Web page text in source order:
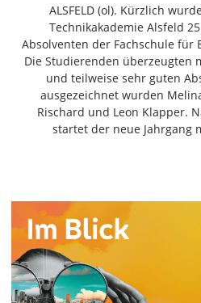
Freiensteinau
Gemünden
Grebenau
Grebenhain
Herbstein
Kirtorf
Ulrichstein
Wartenberg
Schwalm
Fulda
ALSFELD (ol). Kürzlich
Technikakademie Alsfeld
Absolventen der Fachschule für
Die Studierenden überzeugten
und teilweise sehr guten
ausgezeichnet wurden
Rischard und Leon Klapper.
startet der neue Jahrgang